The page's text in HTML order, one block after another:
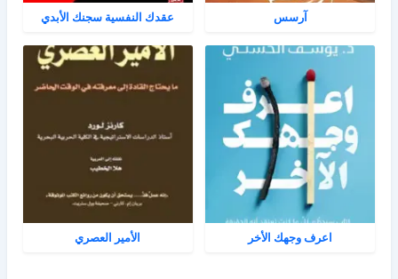
آرسس عقدك النفسية سجنك الأبدي
اعرف وجهك الأخر الأمير العصري